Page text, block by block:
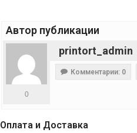
Автор публикации
printort_admin
0
Комментарии: 0
Оплата и Доставка